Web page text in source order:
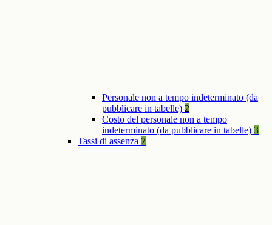
Personale non a tempo indeterminato (da
pubblicare in tabelle) 2
Costo del personale non a tempo
indeterminato (da pubblicare in tabelle) 3
Tassi di assenza 7